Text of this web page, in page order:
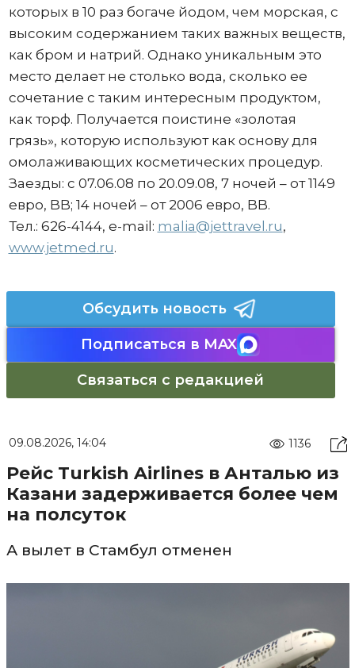
которых в 10 раз богаче йодом, чем морская, с
высоким содержанием таких важных веществ,
как бром и натрий. Однако уникальным это
место делает не столько вода, сколько ее
сочетание с таким интересным продуктом,
как торф. Получается поистине «золотая
грязь», которую используют как основу для
омолаживающих косметических процедур.
Заезды: с 07.06.08 по 20.09.08, 7 ночей – от 1149
евро, BB; 14 ночей – от 2006 евро, BB.
Тел.: 626-4144, e-mail: malia@jettravel.ru,
www.jetmed.ru.
Обсудить новость
Подписаться в MAX
Связаться с редакцией
09.08.2026, 14:04 1136
Рейс Turkish Airlines в Анталью из
Казани задерживается более чем
на полсуток
А вылет в Стамбул отменен